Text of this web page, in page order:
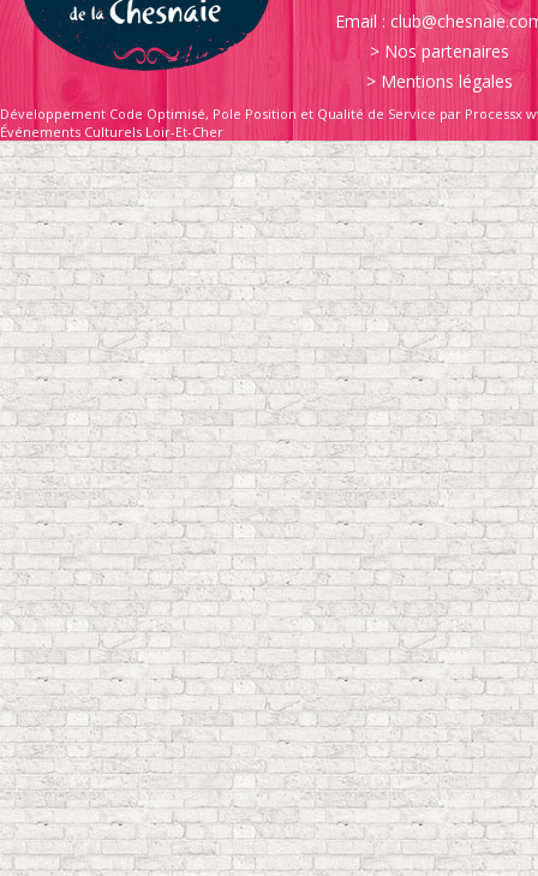
Email :
> Nos partenaires
> Mentions légales
Développement Code Optimisé, Pole Position et Qualité de Service par Processx
Événements Culturels Loir-Et-Cher